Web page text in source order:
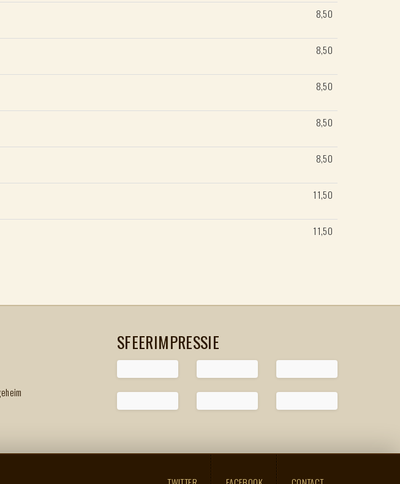
8,50
8,50
8,50
8,50
8,50
11,50
11,50
SFEERIMPRESSIE